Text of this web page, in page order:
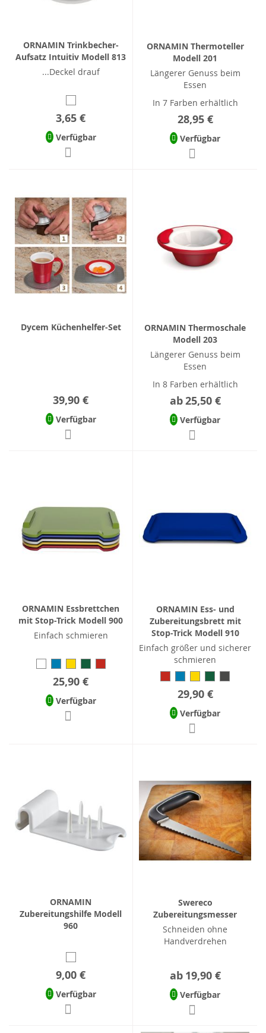
ORNAMIN Trinkbecher-
Aufsatz Intuitiv Modell 813
...Deckel drauf
3,65 €
Verfügbar
ORNAMIN Thermoteller
Modell 201
Längerer Genuss beim
Essen
In 7 Farben erhältlich
28,95 €
Verfügbar
Dycem Küchenhelfer-Set
39,90 €
Verfügbar
ORNAMIN Thermoschale
Modell 203
Längerer Genuss beim
Essen
In 8 Farben erhältlich
ab25,50 €
Verfügbar
ORNAMIN Essbrettchen
mit Stop-Trick Modell 900
Einfach schmieren
25,90 €
Verfügbar
ORNAMIN Ess- und
Zubereitungsbrett mit
Stop-Trick Modell 910
Einfach größer und sicherer
schmieren
29,90 €
Verfügbar
ORNAMIN
Zubereitungshilfe Modell
960
9,00 €
Verfügbar
Swereco
Zubereitungsmesser
Schneiden ohne
Handverdrehen
ab 19,90 €
Verfügbar